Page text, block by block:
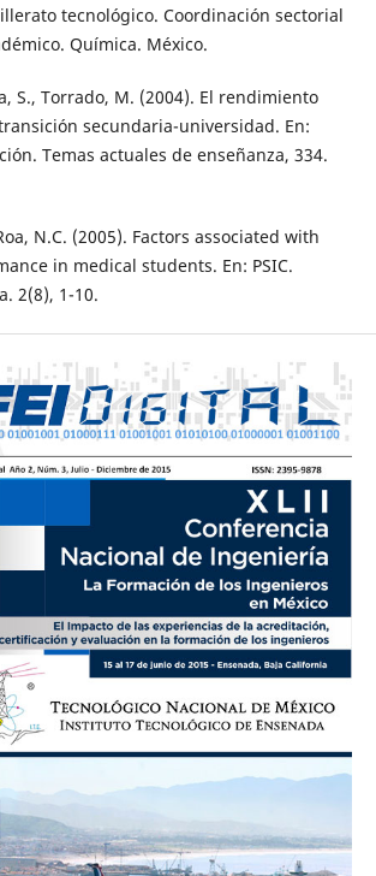
tecnológico. Coordinación sectorial
Química. México.
S., Torrado, M. (2004). El rendimiento
secundaria-universidad. En:
Temas actuales de enseñanza, 334.
N.C. (2005). Factors associated with
in medical students. En: PSIC.
2(8), 1-10.